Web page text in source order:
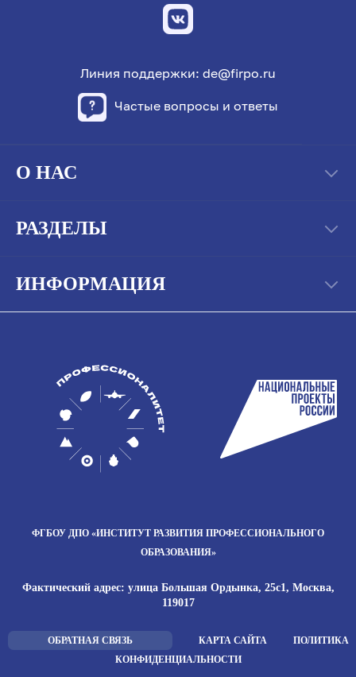
Линия поддержки: de@firpo.ru
Частые вопросы и ответы
О НАС
РАЗДЕЛЫ
ИНФОРМАЦИЯ
ФГБОУ ДПО «ИНСТИТУТ РАЗВИТИЯ ПРОФЕССИОНАЛЬНОГО
ОБРАЗОВАНИЯ»
Фактический адрес: улица Большая Ордынка, 25с1, Москва,
119017
ОБРАТНАЯ СВЯЗЬ КАРТА САЙТА
ПОЛИТИКА
КОНФИДЕНЦИАЛЬНОСТИ